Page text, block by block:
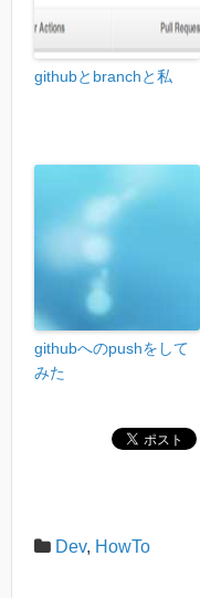
githubとbranchと私
githubへのpushをして
みた
Dev, HowTo